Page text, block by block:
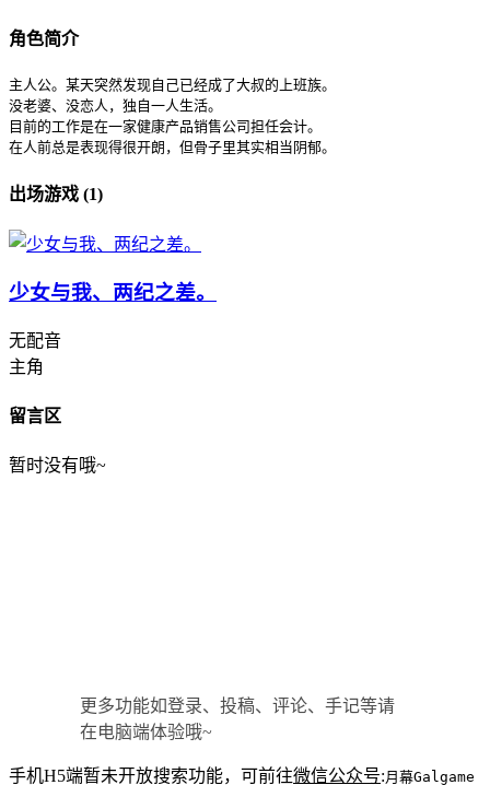
角色简介
主人公。某天突然发现自己已经成了大叔的上班族。
没老婆、没恋人，独自一人生活。
目前的工作是在一家健康产品销售公司担任会计。
在人前总是表现得很开朗，但骨子里其实相当阴郁。
出场游戏 (1)
少女与我、两纪之差。
无配音
主角
留言区
暂时没有哦~
更多功能如登录、投稿、评论、手记等请
在电脑端体验哦~
手机H5端暂未开放搜索功能，可前往微信公众号:月幕Galgame